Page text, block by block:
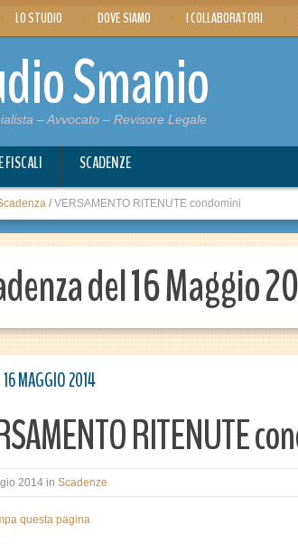
LO STUDIO DOVE SIAMO I COLLABORATORI
Smanio
– Avvocato – Revisore Legale
FISCALI SCADENZE
/ VERSAMENTO RITENUTE condomìni
del 16 Maggio
RITENUTE
2014 in Scadenze
questa pagina
16 MAGGIO 2014